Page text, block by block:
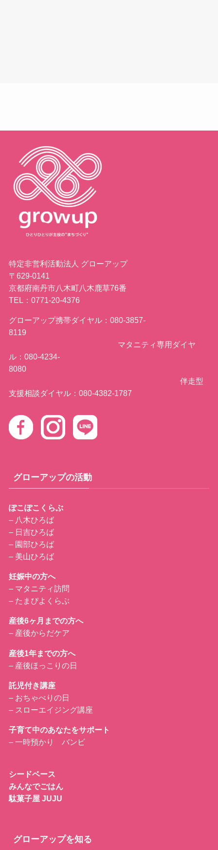
特定非営利活動法人 グローアップ
〒629-0141
京都府南丹市八木町八木鹿草76番
TEL：0771-20-4376
グローアップ携帯ダイヤル：080-3857-
8119
マタニティ専用ダイヤ
ル：080-4234-
8080
伴走型
支援相談ダイヤル：080-4382-1787
グローアップの活動
ぽこぽこくらぶ
– 八木ひろば
– 日吉ひろば
– 園部ひろば
– 美山ひろば
妊娠中の方へ
– マタニティ訪問
– たまぴよくらぶ
産後6ヶ月までの方へ
– 産後からだケア
産後1年までの方へ
– 産後ほっこりの日
託児付き講座
– おちゃべりの日
– スローエイジング講座
子育て中のあなたをサポート
– 一時預かり バンビ
シードベース
みんなでごはん
駄菓子屋 JUJU
グローアップを知る